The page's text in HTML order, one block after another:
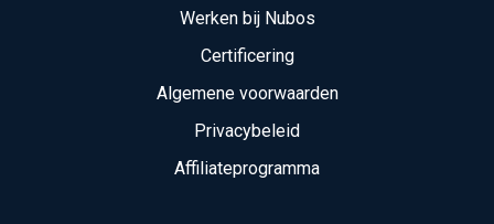
Werken bij Nubos
Certificering
Algemene voorwaarden
Privacybeleid
Affiliateprogramma